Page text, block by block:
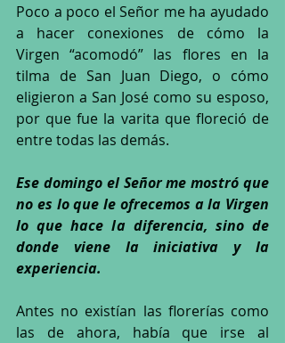
Poco a poco el Señor me ha ayudado
a hacer conexiones de cómo la
Virgen “acomodó” las flores en la
tilma de San Juan Diego, o cómo
eligieron a San José como su esposo,
por que fue la varita que floreció de
entre todas las demás.
Ese domingo el Señor me mostró que
no es lo que le ofrecemos a la Virgen
lo que hace la diferencia, sino de
donde viene la iniciativa y la
experiencia.
Antes no existían las florerías como
las de ahora, había que irse al